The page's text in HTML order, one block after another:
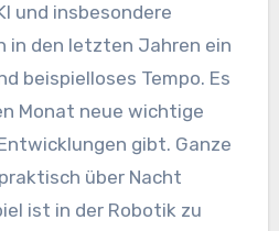
und insbesondere
in den letzten Jahren ein
beispielloses Tempo. Es
Monat neue wichtige
gibt. Ganze
über Nacht
ist in der Robotik zu